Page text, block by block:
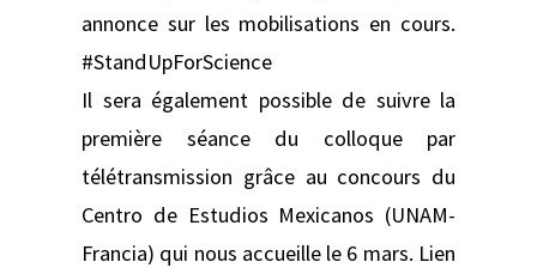
annonce sur les mobilisations en cours.
#StandUpForScience
Il sera également possible de suivre la
première séance du colloque par
télétransmission grâce au concours du
Centro de Estudios Mexicanos (UNAM-
Francia) qui nous accueille le 6 mars. Lien